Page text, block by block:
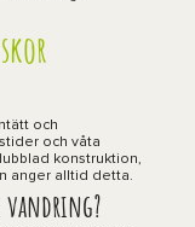
och
och våta
konstruktion,
anger alltid detta.
vandring?